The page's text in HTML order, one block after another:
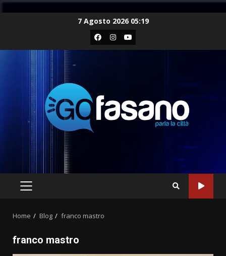
7 Agosto 2026 05:19
Facebook
Instagram
Youtube
PRIMARY
Home Blog franco mastro
franco mastro